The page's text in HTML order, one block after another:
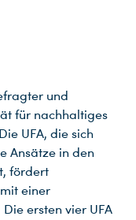
und
für nachhaltiges
UFA, die sich
Ansätze in den
fördert
einer
ersten vier UFA